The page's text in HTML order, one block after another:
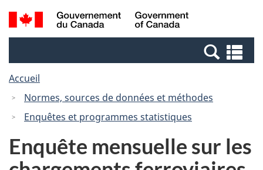
Passer
au
Passer
au
Passer
à
Canada
Recherche
et
et
Accueil
Normes, sources de données et méthodes
Enquêtes et programmes statistiques
Enquête mensuelle sur les